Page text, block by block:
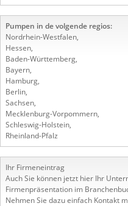
Pumpen in de volgende regios:
Nordrhein-Westfalen,
Hessen,
Baden-Württemberg,
Bayern,
Hamburg,
Berlin,
Sachsen,
Mecklenburg-Vorpommern,
Schleswig-Holstein,
Rheinland-Pfalz
Ihr Firmeneintrag
Auch Sie können jetzt hier Ihr
Firmenpräsentation im
Nehmen Sie dazu einfach Kontakt